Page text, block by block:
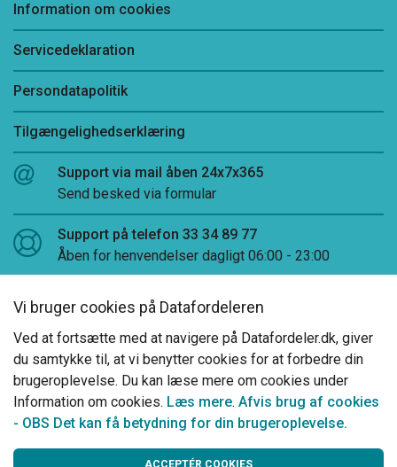
Information om cookies
Servicedeklaration
Persondatapolitik
Tilgængelighedserklæring
Support via mail åben 24x7x365
Send besked via formular
Support på telefon 33 34 89 77
Åben for henvendelser dagligt 06:00 - 23:00
Log på Datafordeler Administration
LinkedIn
00100 00001 10100 00001 00110 01111
Vi bruger cookies på Datafordeleren
Ved at fortsætte med at navigere på Datafordeler.dk, giver
du samtykke til, at vi benytter cookies for at forbedre din
brugeroplevelse. Du kan læse mere om cookies under
Information om cookies. Læs mere. Afvis brug af cookies
- OBS Det kan få betydning for din brugeroplevelse.
ACCEPTÉR COOKIES